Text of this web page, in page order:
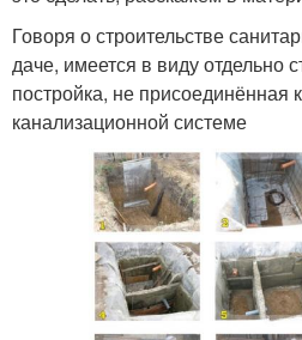
Говоря о строительстве
даче, имеется в виду отдельно
постройка, не присоединённая
канализационной системе